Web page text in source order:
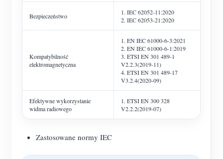
Bezpieczeństwo
1. IEC 62052-11:2020
2. IEC 62053-21:2020
Kompatybilność
elektromagnetyczna
1. EN IEC 61000-6-3:2021
2. EN IEC 61000-6-1:2019
3. ETSI EN 301 489-1
V2.2.3(2019-11)
4. ETSI EN 301 489-17
V3.2.4(2020-09)
Efektywne wykorzystanie
widma radiowego
1. ETSI EN 300 328
V2.2.2(2019-07)
Zastosowane normy IEC